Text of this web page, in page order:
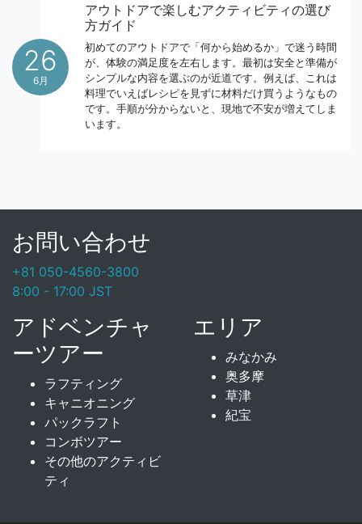
26
6月
アウトドアで楽しむアクティビティの選び
方ガイド
初めてのアウトドアで「何から始めるか」で迷う時間
が、体験の満足度を左右します。最初は安全と準備が
シンプルな内容を選ぶのが近道です。例えば、これは
料理でいえばレシピを見ずに材料だけ買うようなもの
です。手順が分からないと、現地で不安が増えてしま
います。
お問い合わせ
+81 050-4560-3800
8:00 - 17:00 JST
アドベンチャ
ーツアー
ラフティング
キャニオニング
パックラフト
コンボツアー
その他のアクティビ
ティ
エリア
みなかみ
奥多摩
草津
紀宝